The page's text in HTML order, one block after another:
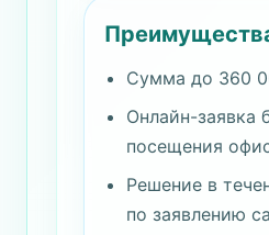
Сумма до 360
Онлайн-заявка
посещения
Решение в
по заявлению